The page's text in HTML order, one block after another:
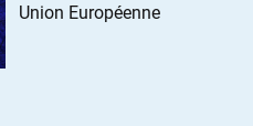
Union Européenne